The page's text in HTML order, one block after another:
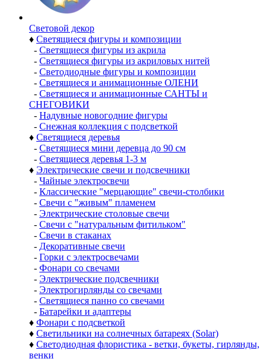
Световой декор
♦ Светящиеся фигуры и композиции
- Светящиеся фигуры из акрила
- Светящиеся фигуры из акриловых нитей
- Светодиодные фигуры и композиции
- Светящиеся и анимационные ОЛЕНИ
- Светящиеся и анимационные САНТЫ и
СНЕГОВИКИ
- Надувные новогодние фигуры
- Снежная коллекция с подсветкой
♦ Светящиеся деревья
- Светящиеся мини деревца до 90 см
- Светящиеся деревья 1-3 м
♦ Электрические свечи и подсвечники
- Чайные электросвечи
- Классические "мерцающие" свечи-столбики
- Свечи с "живым" пламенем
- Электрические столовые свечи
- Свечи с "натуральным фитильком"
- Свечи в стаканах
- Декоративные свечи
- Горки с электросвечами
- Фонари со свечами
- Электрические подсвечники
- Электрогирлянды со свечами
- Светящиеся панно со свечами
- Батарейки и адаптеры
♦ Фонари с подсветкой
♦ Светильники на солнечных батареях (Solar)
♦ Светодиодная флористика - ветки, букеты, гирлянды,
венки